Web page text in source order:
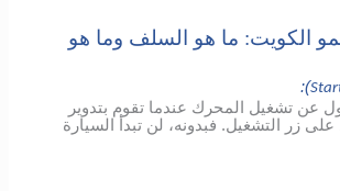
الكويت: ما هو السلف وما هو
):
عن تشغيل المحرك عندما تقوم بتدوير
على زر التشغيل. فبدونه، لن تبدأ السيارة